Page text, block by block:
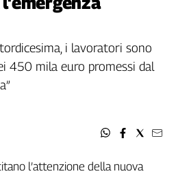
i lavoratori sono
450 mila euro promessi dal
l’attenzione della nuova